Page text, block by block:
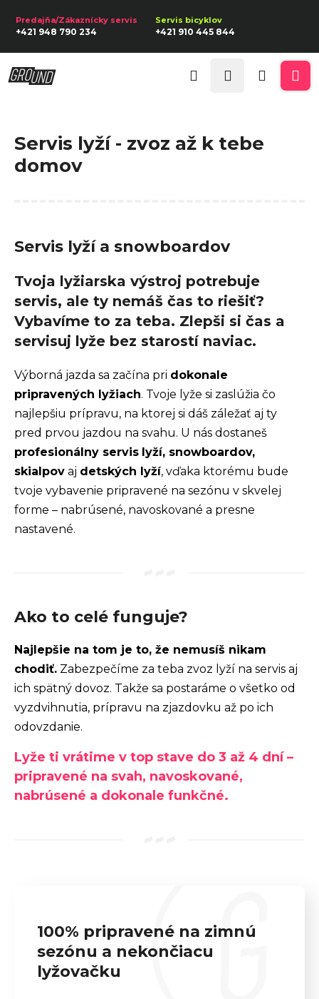
obsah+421 948 790 234 +421 910 445 844
Prihlásenie
Servis lyží - zvoz až k tebe
domov
Servis lyží a snowboardov
Tvoja lyžiarska výstroj potrebuje
servis, ale ty nemáš čas to riešiť?
Vybavíme to za teba. Zlepši si čas a
servisuj lyže bez starostí naviac.
Výborná jazda sa začína pri dokonale
pripravených lyžiach. Tvoje lyže si zaslúžia čo
najlepšiu prípravu, na ktorej si dáš záležať aj ty
pred prvou jazdou na svahu. U nás dostaneš
profesionálny servis lyží, snowboardov,
skialpov aj detských lyží, vďaka ktorému bude
tvoje vybavenie pripravené na sezónu v skvelej
forme – nabrúsené, navoskované a presne
nastavené.
Ako to celé funguje?
Najlepšie na tom je to, že nemusíš nikam
chodiť. Zabezpečíme za teba zvoz lyží na servis aj
ich spätný dovoz. Takže sa postaráme o všetko od
vyzdvihnutia, prípravu na zjazdovku až po ich
odovzdanie.
Lyže ti vrátime v top stave do 3 až 4 dní –
pripravené na svah, navoskované,
nabrúsené a dokonale funkčné.
100% pripravené na zimnú
sezónu a nekončiacu
lyžovačku
š
k
Späť
Späť
Č
o
t
r
u
j
e
t
e
n
j
s
ť
?
Hľadať
p
r
ú
č
a
m
e